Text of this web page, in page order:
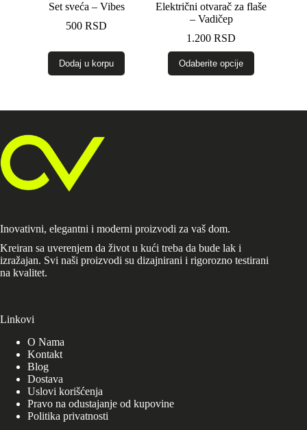
Set sveća – Vibes
500RSD
Dodaj u korpu
Električni otvarač za flaše
– Vadičep
1.200RSD
Odaberite opcije
proizvod
Inovativni, elegantni i moderni proizvodi za vaš dom.
Kreiran sa uverenjem da život u kući treba da bude lak i
izražajan. Svi naši proizvodi su dizajnirani i rigorozno testirani
na kvalitet.
Linkovi
O Nama
Kontakt
Blog
Dostava
Uslovi korišćenja
Pravo na odustajanje od kupovine
Politika privatnosti